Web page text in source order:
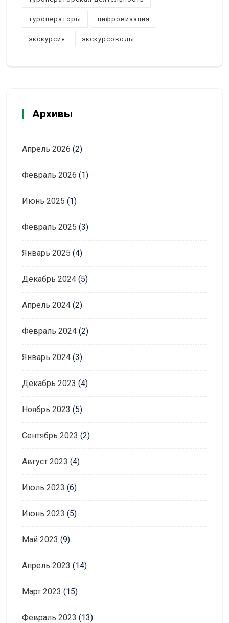
туроператоры цифровизация
экскурсия экскурсоводы
Архивы
Апрель 2026 (2)
Февраль 2026 (1)
Июнь 2025 (1)
Февраль 2025 (3)
Январь 2025 (4)
Декабрь 2024 (5)
Апрель 2024 (2)
Февраль 2024 (2)
Январь 2024 (3)
Декабрь 2023 (4)
Ноябрь 2023 (5)
Сентябрь 2023 (2)
Август 2023 (4)
Июль 2023 (6)
Июнь 2023 (5)
Май 2023 (9)
Апрель 2023 (14)
Март 2023 (15)
Февраль 2023 (13)